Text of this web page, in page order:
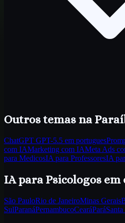
Outros temas na
ChatGPT GPT-5.5 em portugues
com IAMarketing com IAMeta Ads
para MedicosIA para ProfessoresIA
IA para Psicologos em
São PauloRio de JaneiroMinas Gerais
SulParanáPernambucoCearáPará